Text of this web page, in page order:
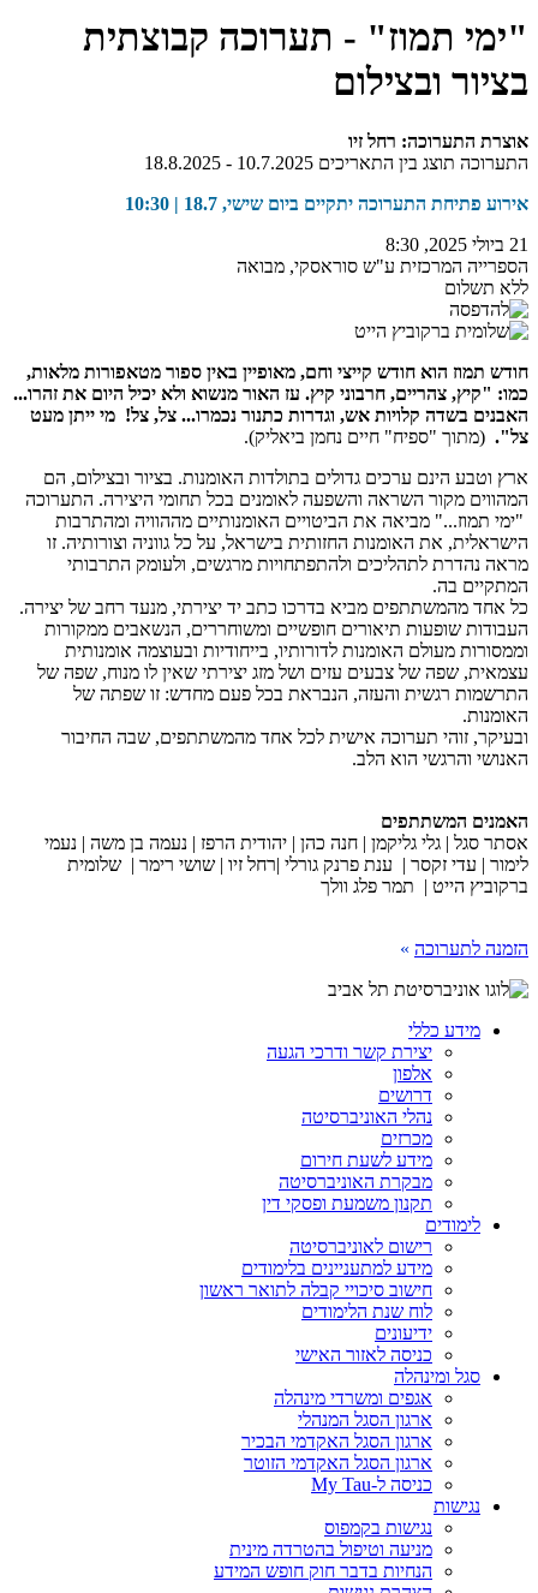
"ימי תמוז" - תערוכה קבוצתית
בציור ובצילום
אוצרת התערוכה: רחל זיו
התערוכה תוצג בין התאריכים 10.7.2025 - 18.8.2025
אירוע פתיחת התערוכה יתקיים ביום שישי, 18.7 | 10:30
21 ביולי 2025, 8:30
הספרייה המרכזית ע"ש סוראסקי, מבואה
ללא תשלום
חודש תמוז הוא חודש קייצי וחם, מאופיין באין ספור מטאפורות מלאות,
כמו: "קיץ, צהריים, חרבוני קיץ. עז האור מנשוא ולא יכיל היום את זהרו...
האבנים בשדה קלויות אש, וגדרות כתנור נכמרו... צל, צל! מי ייתן מעט
צל". (מתוך "ספיח" חיים נחמן ביאליק).
ארץ וטבע הינם ערכים גדולים בתולדות האומנות. בציור ובצילום, הם
המהווים מקור השראה והשפעה לאומנים בכל תחומי היצירה. התערוכה
"ימי תמוז..." מביאה את הביטויים האומנותיים מההוויה ומהתרבות
הישראלית, את האומנות החזותית בישראל, על כל גווניה וצורותיה. זו
מראה נהדרת לתהליכים ולהתפתחויות מרגשים, ולעומק התרבותי
המתקיים בה.
כל אחד מהמשתתפים מביא בדרכו כתב יד יצירתי, מנעד רחב של יצירה.
העבודות שופעות תיאורים חופשיים ומשוחררים, הנשאבים ממקורות
וממסורות מעולם האומנות לדורותיו, בייחודיות ובעוצמה אומנותית
עצמאית, שפה של צבעים עזים ושל מזג יצירתי שאין לו מנוח, שפה של
התרשמות רגשית והעזה, הנבראת בכל פעם מחדש: זו שפתה של
האומנות.
ובעיקר, זוהי תערוכה אישית לכל אחד מהמשתתפים, שבה החיבור
האנושי והרגשי הוא הלב.
האמנים המשתתפים
אסתר סגל | גלי גליקמן | חנה כהן | יהודית הרפז | נעמה בן משה | נעמי
לימור | עדי זקסר | ענת פרנק גורלי |רחל זיו | שושי רימר | שלומית
ברקוביץ הייט | תמר פלג וולך
הזמנה לתערוכה »
מידע כללי
יצירת קשר ודרכי הגעה
אלפון
דרושים
נהלי האוניברסיטה
מכרזים
מידע לשעת חירום
מבקרת האוניברסיטה
תקנון משמעת ופסקי דין
לימודים
רישום לאוניברסיטה
מידע למתעניינים בלימודים
חישוב סיכויי קבלה לתואר ראשון
לוח שנת הלימודים
ידיעונים
כניסה לאזור האישי
סגל ומינהלה
אגפים ומשרדי מינהלה
ארגון הסגל המנהלי
ארגון הסגל האקדמי הבכיר
ארגון הסגל האקדמי הזוטר
כניסה ל-My Tau
נגישות
נגישות בקמפוס
מניעה וטיפול בהטרדה מינית
הנחיות בדבר חוק חופש המידע